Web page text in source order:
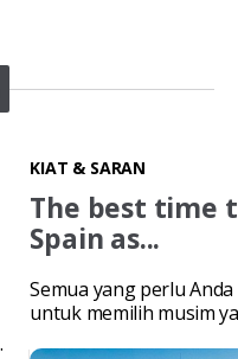
KIAT & SARAN
The best time
Spain as...
Semua yang perlu
untuk memilih musim